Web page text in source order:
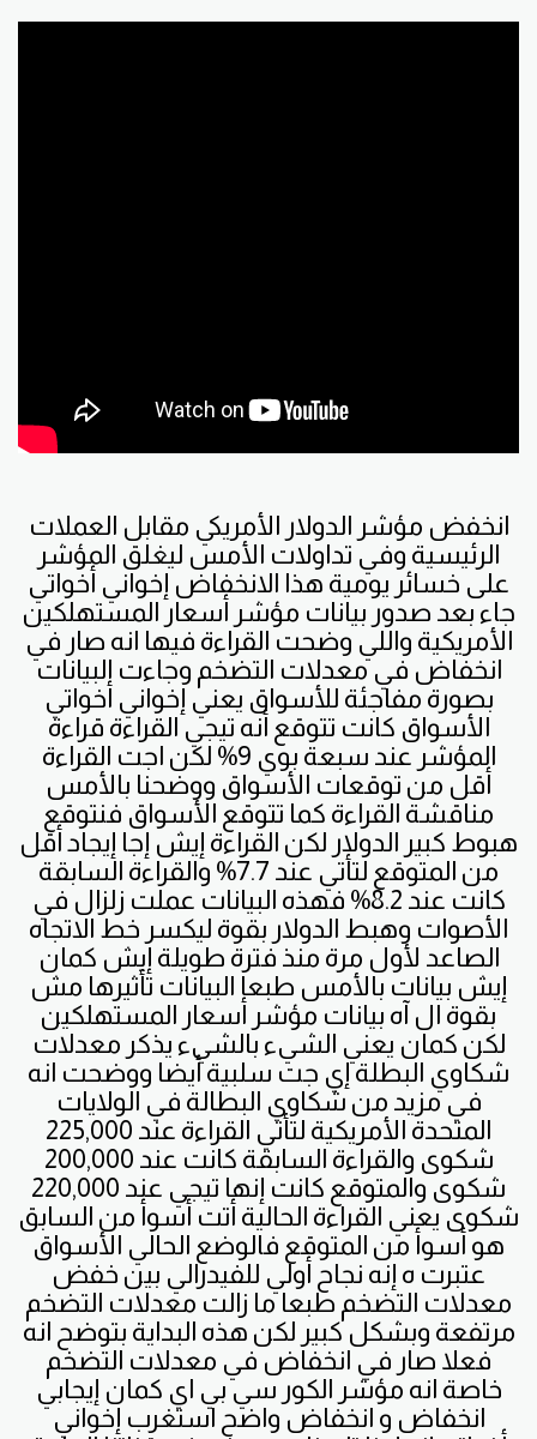
انخفض مؤشر الدولار الأمريكي مقابل العملات
الرئيسية وفي تداولات الأمس ليغلق المؤشر
على خسائر يومية هذا الانخفاض إخواني أخواتي
جاء بعد صدور بيانات مؤشر أسعار المستهلكين
الأمريكية واللي وضحت القراءة فيها انه صار في
انخفاض في معدلات التضخم وجاءت البيانات
بصورة مفاجئة للأسواق يعني إخواني أخواتي
الأسواق كانت تتوقع أنه تيجي القراءة قراءة
المؤشر عند سبعة بوي 9% لكن اجت القراءة
أقل من توقعات الأسواق ووضحنا بالأمس
مناقشة القراءة كما تتوقع الأسواق فنتوقع
هبوط كبير الدولار لكن القراءة إيش إجا إيجاد أقل
من المتوقع لتأتي عند 7.7% والقراءة السابقة
كانت عند 8.2% فهذه البيانات عملت زلزال في
الأصوات وهبط الدولار بقوة ليكسر خط الاتجاه
الصاعد لأول مرة منذ فترة طويلة إيش كمان
إيش بيانات بالأمس طبعا البيانات تأثيرها مش
بقوة ال آه بيانات مؤشر أسعار المستهلكين
لكن كمان يعني الشيء بالشيء يذكر معدلات
شكاوي البطلة إي جت سلبية أيضا ووضحت انه
في مزيد من شكاوي البطالة في الولايات
المتحدة الأمريكية لتأتي القراءة عند 225,000
شكوى والقراءة السابقة كانت عند 200,000
شكوى والمتوقع كانت إنها تيجي عند 220,000
شكوى يعني القراءة الحالية أتت أسوأ من السابق
هو أسوأ من المتوقع فالوضع الحالي الأسواق
عتبرت ه إنه نجاح أولي للفيدرالي بين خفض
معدلات التضخم طبعا ما زالت معدلات التضخم
مرتفعة وبشكل كبير لكن هذه البداية بتوضح انه
فعلا صار في انخفاض في معدلات التضخم
خاصة انه مؤشر الكور سي بي اي كمان إيجابي
انخفاض و انخفاض واضح استغرب إخواني